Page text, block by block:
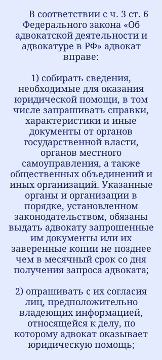
В соответствии с ч. 3 ст. 6
Федерального закона «Об
адвокатской деятельности и
адвокатуре в РФ» адвокат
вправе:
1) собирать сведения,
необходимые для оказания
юридической помощи, в том
числе запрашивать справки,
характеристики и иные
документы от органов
государственной власти,
органов местного
самоуправления, а также
общественных объединений и
иных организаций. Указанные
органы и организации в
порядке, установленном
законодательством, обязаны
выдать адвокату запрошенные
им документы или их
заверенные копии не позднее
чем в месячный срок со дня
получения запроса адвоката;
2) опрашивать с их согласия
лиц, предположительно
владеющих информацией,
относящейся к делу, по
которому адвокат оказывает
юридическую помощь;